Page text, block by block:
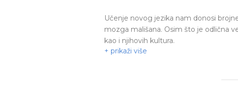
Učenje novog jezika nam donosi
mozga mališana. Osim što je odlična
kao i njihovih kultura.
stranom jeziku i savladaš gramatiku